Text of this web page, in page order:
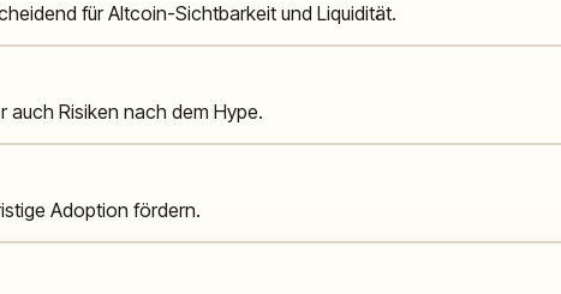
für Altcoin-Sichtbarkeit und Liquidität.
Risiken nach dem Hype.
Adoption fördern.